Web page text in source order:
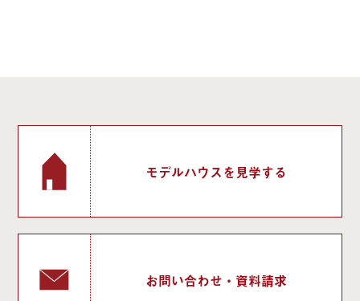
モデルハウスを見学する
お問い合わせ・資料請求